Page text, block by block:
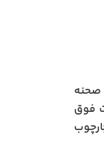
صحنه
فوق